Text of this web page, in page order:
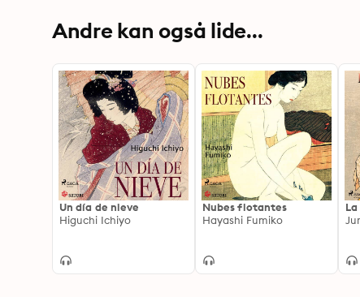
Andre kan også lide...
Un día de nieve
Higuchi Ichiyo
Nubes flotantes
Hayashi Fumiko